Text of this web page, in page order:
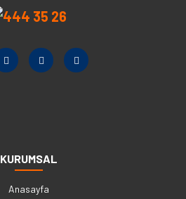
KURUMSAL
Anasayfa